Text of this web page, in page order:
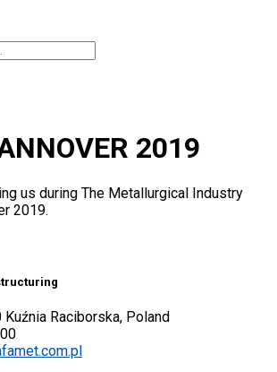
2019
us during The Metallurgical Industry
2019.
Raciborska, Poland